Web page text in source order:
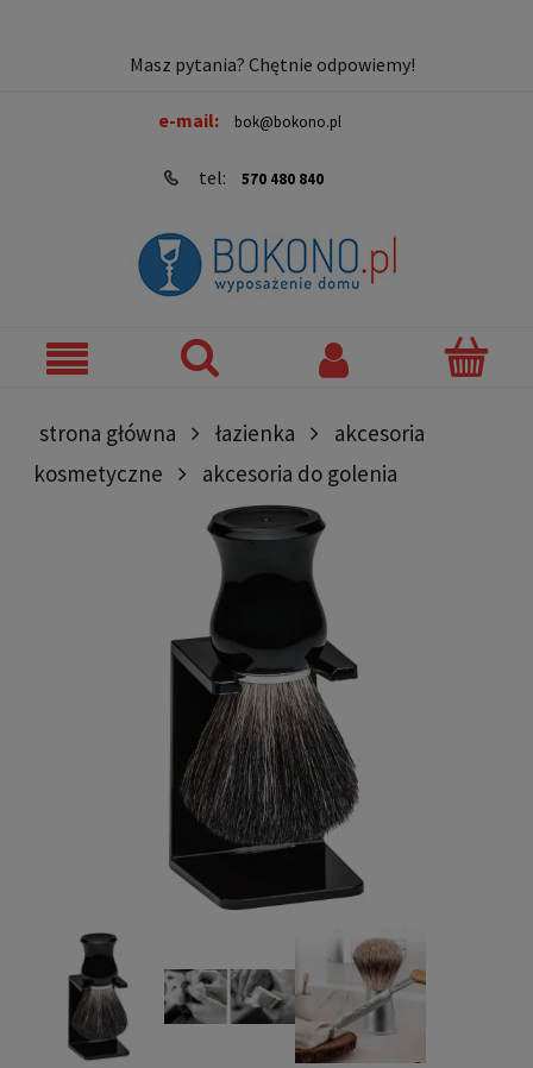
Masz pytania? Chętnie odpowiemy!
e-mail: bok@bokono.pl
tel: 570 480 840
strona główna łazienka
akcesoria
kosmetyczne
akcesoria do golenia